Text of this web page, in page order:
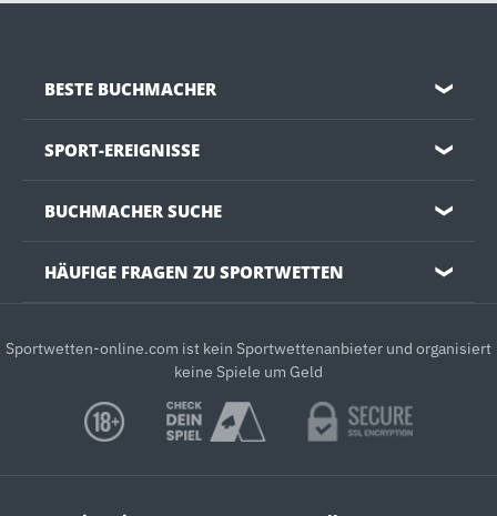
BESTE BUCHMACHER ❯
SPORT-EREIGNISSE ❯
BUCHMACHER SUCHE ❯
HÄUFIGE FRAGEN ZU SPORTWETTEN ❯
Sportwetten-online.com ist kein Sportwettenanbieter und organisiert
keine Spiele um Geld